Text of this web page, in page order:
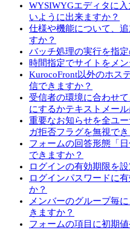
WYSIWYGエディタに
いように出来ますか？
仕様や機能について、
すか？
バッチ処理の実行を指
時間指定でサイトをメ
KurocoFront以外のホス
信できますか？
受信者の環境に合わせ
にするかテキストメー
重要なお知らせを全ユ
ガ拒否フラグを無視でき
フォームの回答形態「
できますか？
ログインの有効期限を
ログインパスワードに
か？
メンバーのグループ毎
きますか？
フォームの項目に初期